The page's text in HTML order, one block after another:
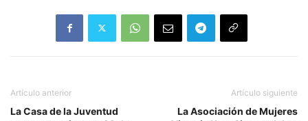
Artículo anterior
La Casa de la Juventud
Artículo siguiente
La Asociación de Mujeres